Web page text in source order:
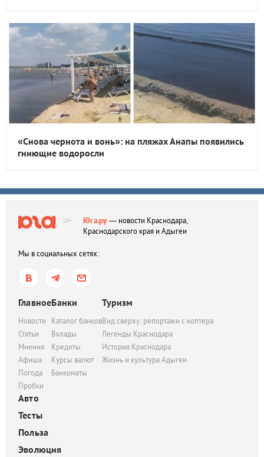
«Снова чернота и вонь»: на пляжах Анапы появились
гниющие водоросли
18+ Юга.ру— новости Краснодара,
Краснодарского края и Адыгеи
Мы в социальных сетях:
Главное
Новости
Статьи
Мнения
Афиша
Погода
Пробки
Банки
Каталог банков
Вклады
Кредиты
Курсы валют
Банкоматы
Туризм
Вид сверху: репортажи с коптера
Легенды Краснодара
История Краснодара
Жизнь и культура Адыгеи
Авто
Тесты
Польза
Эволюция